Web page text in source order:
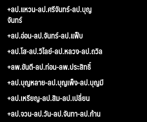
+ลป.แหวน-ลป.ศรีจันทร์-ลป.บุญ
จันทร์
+ลป.อ่อน-ลป.จันทร์-ลป.แฟ็บ
+ลป.โส-ลป.วิไลย์-ลป.หลวง-ลป.ถวิล
+ลพ.ขันตี-ลป.ท่อน-ลพ.ประสิทธิ์
+ลป.บุญหลาย-ลป.บุญเพ็ง-ลป.บุญมี
+ลป.เหรียญ-ลป.สิม-ลป.เปลี่ยน
+ลป.จวน-ลป.วัน-ลป.จันทา-ลป.ก้าน